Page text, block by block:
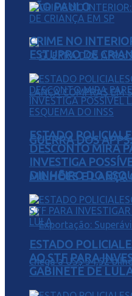
SÃO PAULO
GUERRA DOS
MILHÕES E LANÇA
CRIME NO
ESTUPRO DE
ESTADO
DESCONTO MIRA
INVESTIGA
DINHEIRO DO
ESTADO
AO STF PARA
GABINETE DE